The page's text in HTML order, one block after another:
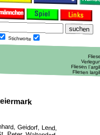
Stich­worte
Geidorf, Lend,
Peter, Waltendorf,
Eggenberg,
und Puntigam /